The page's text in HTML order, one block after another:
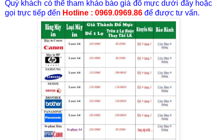
Quý khách có thể tham khảo báo giá đổ mực dưới đây hoặc
gọi trực tiếp đến Hotline : 0969.0969.86 để được tư vấn.